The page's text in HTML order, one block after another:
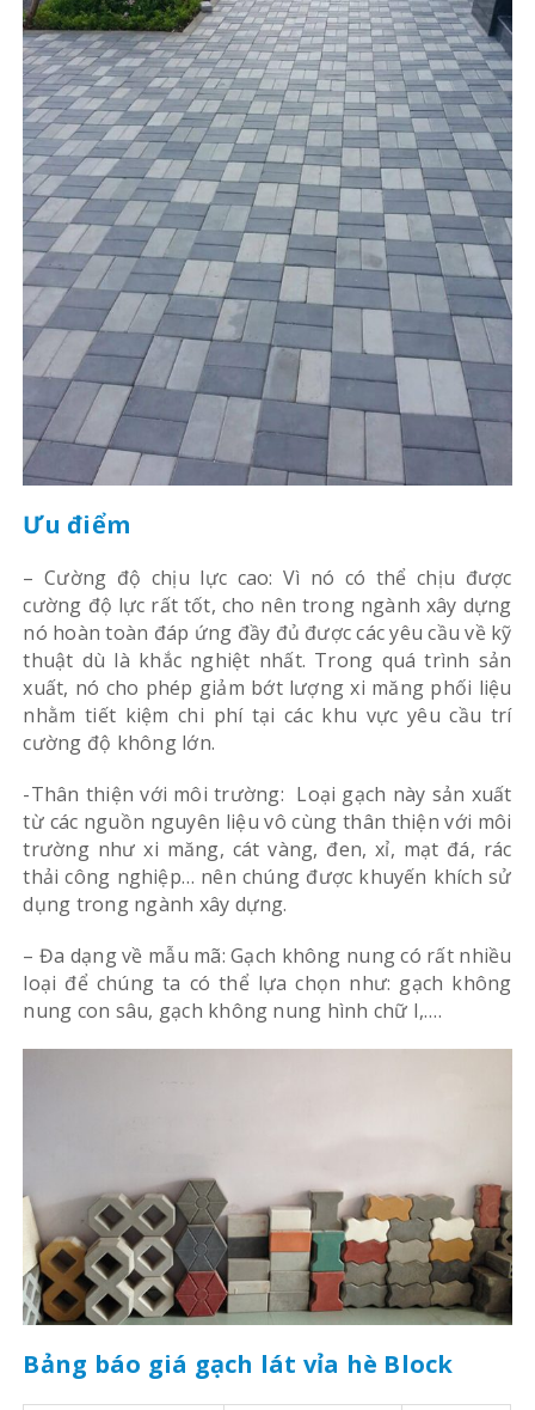
Ưu điểm
– Cường độ chịu lực cao: Vì nó có thể chịu được
cường độ lực rất tốt, cho nên trong ngành xây dựng
nó hoàn toàn đáp ứng đầy đủ được các yêu cầu về kỹ
thuật dù là khắc nghiệt nhất. Trong quá trình sản
xuất, nó cho phép giảm bớt lượng xi măng phối liệu
nhằm tiết kiệm chi phí tại các khu vực yêu cầu trí
cường độ không lớn.
-Thân thiện với môi trường: Loại gạch này sản xuất
từ các nguồn nguyên liệu vô cùng thân thiện với môi
trường như xi măng, cát vàng, đen, xỉ, mạt đá, rác
thải công nghiệp… nên chúng được khuyến khích sử
dụng trong ngành xây dựng.
– Đa dạng về mẫu mã: Gạch không nung có rất nhiều
loại để chúng ta có thể lựa chọn như: gạch không
nung con sâu, gạch không nung hình chữ I,….
Bảng báo giá gạch lát vỉa hè Block